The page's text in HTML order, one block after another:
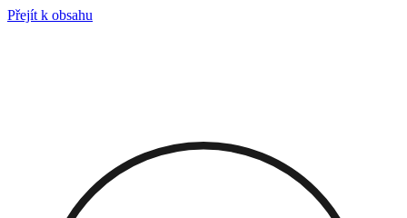
Přejít k obsahu